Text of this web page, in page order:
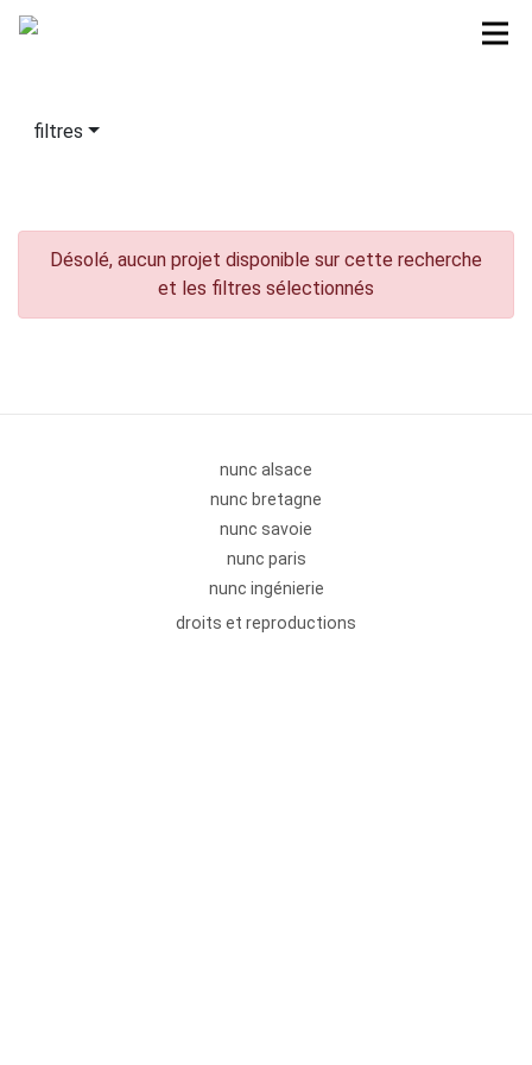
filtres
Désolé, aucun projet disponible sur cette recherche
et les filtres sélectionnés
nunc alsace
nunc bretagne
nunc savoie
nunc paris
nunc ingénierie
droits et reproductions